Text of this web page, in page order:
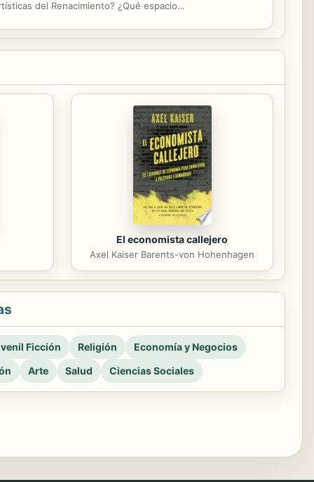
del Renacimiento? ¿Qué espacio
El economista callejero
Axel Kaiser Barents-von Hohenhagen
Ficción Religión
Economía y Negocios
Arte Salud Ciencias Sociales